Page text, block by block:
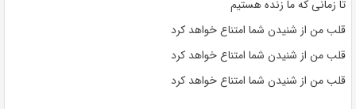
تا زمانی که ما زنده هستیم
قلب من از شنیدن شما امتناع خواهد کرد
قلب من از شنیدن شما امتناع خواهد کرد
قلب من از شنیدن شما امتناع خواهد کرد